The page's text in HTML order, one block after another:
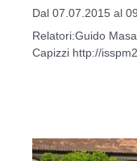
Dal 07.07.2015 al
Relatori:Guido
Capizzi http://